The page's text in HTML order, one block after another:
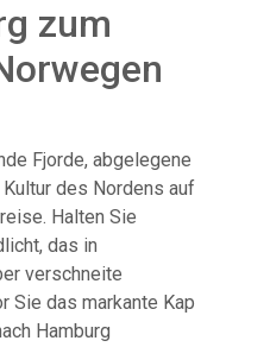
zum
Fjorde, abgelegene
des Nordens auf
Halten Sie
das in
verschneite
Sie das markante Kap
Hamburg